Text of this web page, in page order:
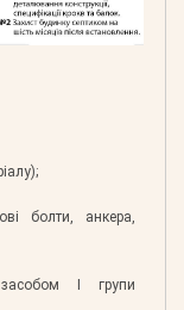
болти, анкера,
засобом І групи